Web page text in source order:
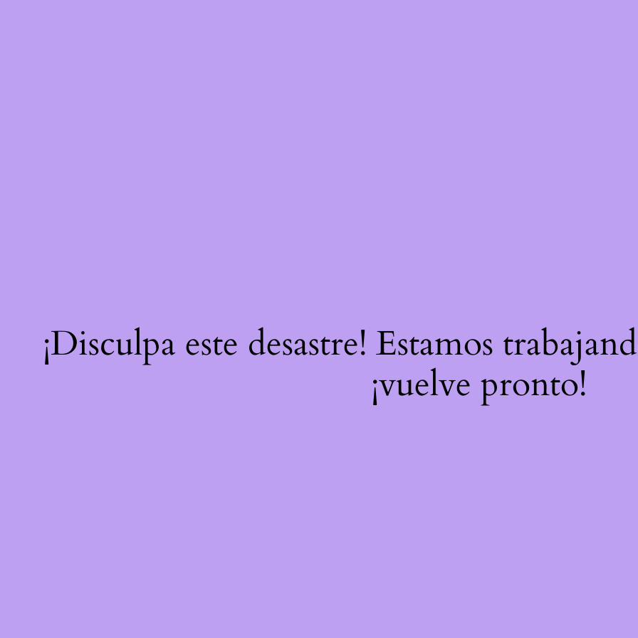
¡Disculpa este desastre! Estamos
¡vuelve pronto!